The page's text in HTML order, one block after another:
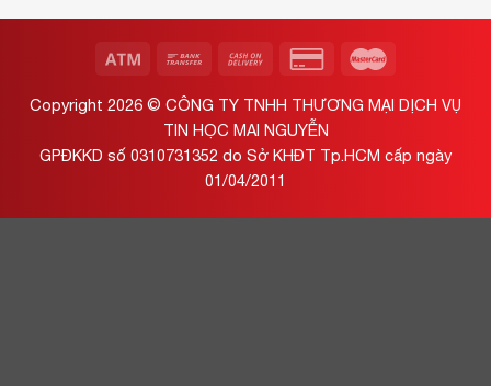
Copyright 2026 © CÔNG TY TNHH THƯƠNG MẠI DỊCH VỤ
TIN HỌC MAI NGUYỄN
GPĐKKD số 0310731352 do Sở KHĐT Tp.HCM cấp ngày
01/04/2011